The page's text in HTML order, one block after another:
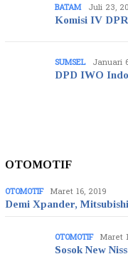
BATAM Juli 23,
Komisi IV
SUMSEL Januari
DPD IWO
OTOMOTIF
OTOMOTIF Maret 16, 2019
Demi Xpander,
OTOMOTIF Maret
Sosok New